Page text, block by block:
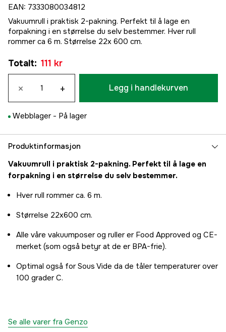
EAN: 7333080034812
Vakuumrull i praktisk 2-pakning. Perfekt til å lage en
forpakning i en størrelse du selv bestemmer. Hver rull
rommer ca 6 m. Størrelse 22x 600 cm.
Totalt: 111 kr
× + Legg i handlekurven
Webblager - På lager
Produktinformasjon
Vakuumrull i praktisk 2-pakning. Perfekt til å lage en
forpakning i en størrelse du selv bestemmer.
Hver rull rommer ca. 6 m.
Størrelse 22x600 cm.
Alle våre vakuumposer og ruller er Food Approved og CE-
merket (som også betyr at de er BPA-frie).
Optimal også for Sous Vide da de tåler temperaturer over
100 grader C.
Se alle varer fra Genzo